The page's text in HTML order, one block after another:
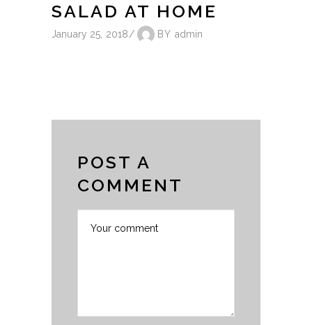
SALAD AT HOME
January 25, 2018 BY admin
POST A
COMMENT